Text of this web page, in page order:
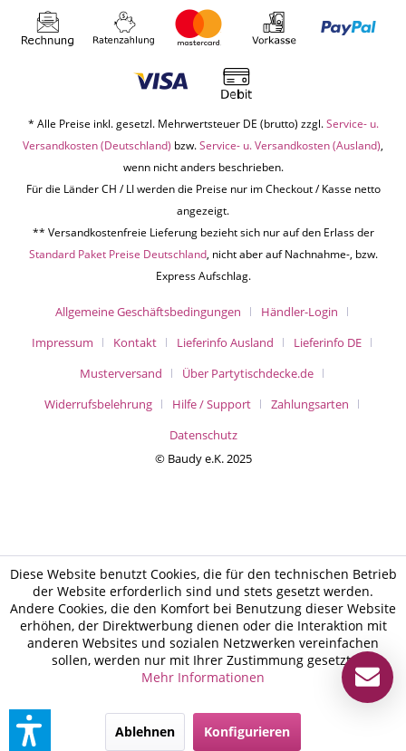
* Alle Preise inkl. gesetzl. Mehrwertsteuer DE (brutto) zzgl.Service- u.
Versandkosten (Deutschland) bzw.Service- u. Versandkosten (Ausland),
wenn nicht anders beschrieben.
Für die Länder CH / LI werden die Preise nur im Checkout / Kasse netto
angezeigt.
** Versandkostenfreie Lieferung bezieht sich nur auf den Erlass der
Standard Paket Preise Deutschland, nicht aber auf Nachnahme-, bzw.
Express Aufschlag.
Allgemeine Geschäftsbedingungen
Händler-Login
Impressum
Kontakt Lieferinfo Ausland
Lieferinfo DE
Musterversand
Über Partytischdecke.de
Widerrufsbelehrung
Hilfe / Support
Zahlungsarten
Datenschutz
© Baudy e.K. 2025
Diese Website benutzt Cookies, die für den technischen Betrieb
der Website erforderlich sind und stets gesetzt werden.
Andere Cookies, die den Komfort bei Benutzung dieser Website
erhöhen, der Direktwerbung dienen oder die Interaktion mit
anderen Websites und sozialen Netzwerken vereinfachen
sollen, werden nur mit Ihrer Zustimmung gesetzt.
Mehr Informationen
Ablehnen Konfigurieren